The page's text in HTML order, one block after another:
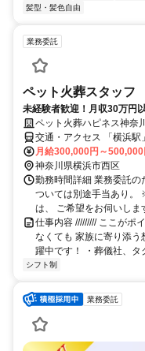
髪型・髪色自由
業務委託
ペット火葬スタッフ
未経験者歓迎！月収30万円
ペット火葬ハピネス神奈川
交通・アクセス 「横浜駅
月給300,000円～500,000
神奈川県横浜市西区
勤務時間詳細 業務委託
ついては別途手当あり。
は、 ご希望をお伺いしま
仕事内容 ///////// ここがポ
なくても 家族に寄り添
躍中です！ ・葬儀社、タ
シフト制
業務委託